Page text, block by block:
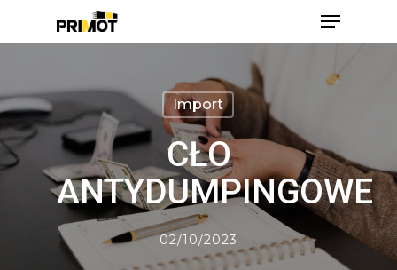
Menu
Import
CŁO
ANTYDUMPINGOWE
02/10/2023